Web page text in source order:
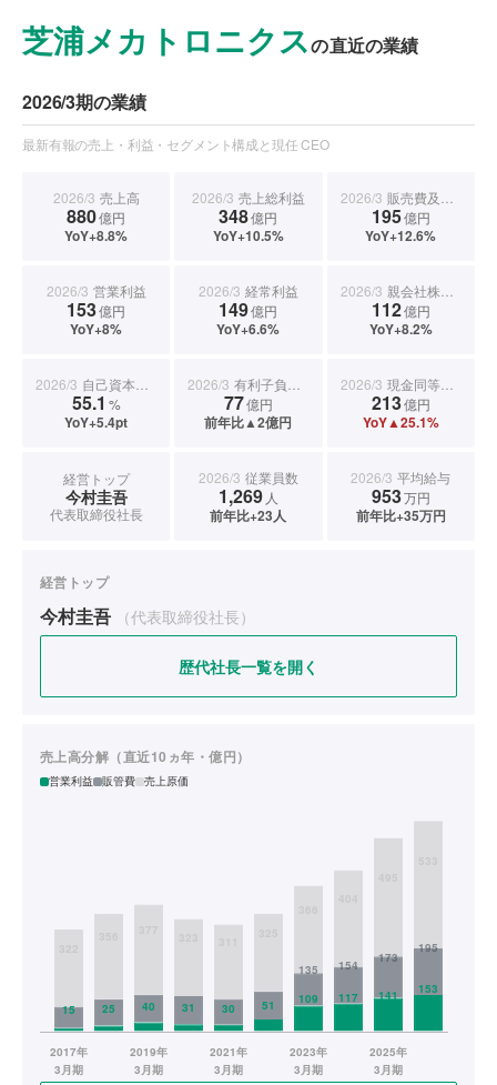
芝浦メカトロニクスの直近の業績
2026/3期の業績
最新有報の売上・利益・セグメント構成と現任 CEO
2026/3 売上高
880億円
YoY+8.8%
2026/3 売上総利益
348億円
YoY+10.5%
2026/3 販売費及び一般管理費
195億円
YoY+12.6%
2026/3 営業利益
153億円
YoY+8%
2026/3 経常利益
149億円
YoY+6.6%
2026/3 親会社株主に帰属する当期純利益
112億円
YoY+8.2%
2026/3 自己資本比率
55.1 %
YoY+5.4pt
2026/3 有利子負債合計
77億円
前年比▲2億円
2026/3 現金同等物期末残高
213億円
YoY▲25.1%
経営トップ
今村圭吾
代表取締役社長
2026/3 従業員数
1,269 人
前年比+23人
2026/3 平均給与
953万円
前年比+35万円
経営トップ
今村圭吾 （代表取締役社長）
歴代社長一覧を開く
売上高分解（直近10ヵ年・億円）
営業利益 販管費 売上原価